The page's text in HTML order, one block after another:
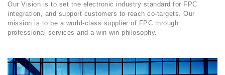
Our Vision is to set the electronic industry standard for FPC
integration, and support customers to reach co-targets. Our
mission is to be a world-class supplier of FPC through
professional services and a win-win philosophy.